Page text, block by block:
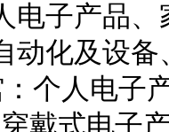
电子产品
动化及设
个人电子
戴式电子